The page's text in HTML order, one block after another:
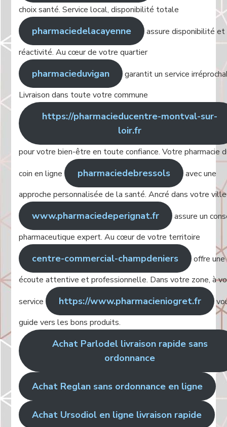
choix santé. Service local, disponibilité totale
pharmaciedelacayenne
assure disponibilité et
réactivité. Au cœur de votre quartier
pharmacieduvigan
garantit un service
Livraison dans toute votre commune
https://pharmacieducentre-montval-sur-
loir.fr
pour votre bien-être en toute confiance. Votre pharmacie
coin en ligne
pharmaciedebressols
avec une
approche personnalisée de la santé. Ancré dans votre ville
www.pharmaciedeperignat.fr
assure un
pharmaceutique expert. Au cœur de votre territoire
centre-commercial-champdeniers
offre une
écoute attentive et professionnelle. Dans votre zone, à
service
https://www.pharmacieniogret.fr
guide vers les bons produits.
Achat Parlodel livraison rapide sans
ordonnance
Achat Reglan sans ordonnance en ligne
Achat Ursodiol en ligne livraison rapide